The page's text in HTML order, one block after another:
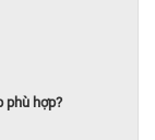
phù hợp?